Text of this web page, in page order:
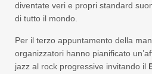
diventate veri e propri standard
di tutto il mondo.
Per il terzo appuntamento della
organizzatori hanno pianificato
jazz al rock progressive invitando il